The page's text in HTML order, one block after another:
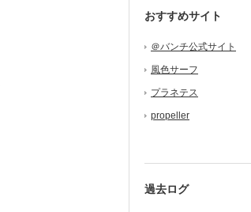
おすすめサイト
＠バンチ公式サイト
風色サーフ
プラネテス
propeller
過去ログ